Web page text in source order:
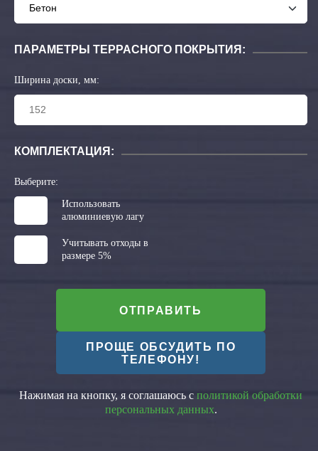
ПАРАМЕТРЫ ТЕРРАСНОГО ПОКРЫТИЯ:
Ширина доски, мм:
КОМПЛЕКТАЦИЯ:
Выберите:
Использовать
алюминиевую лагу
Учитывать отходы в
размере 5%
ОТПРАВИТЬ
ПРОЩЕ ОБСУДИТЬ ПО
ТЕЛЕФОНУ!
Нажимая на кнопку, я соглашаюсь с политикой обработки
персональных данных.